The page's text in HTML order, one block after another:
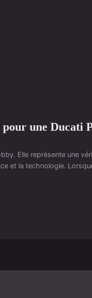
pour une Ducati
Elle représente une
et la technologie.